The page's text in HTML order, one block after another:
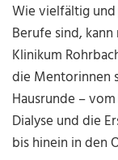
Wie vielfältig
Berufe sind,
Klinikum
die Mentorinnen
Hausrunde –
Dialyse und die
bis hinein in den